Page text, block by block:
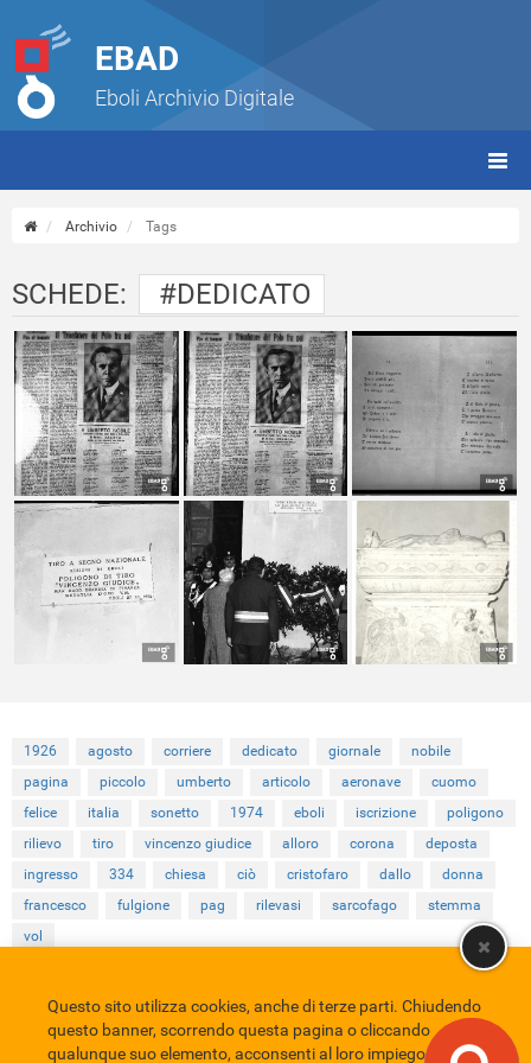
EBAD
Eboli Archivio Digitale
Archivio Tags
SCHEDE: #DEDICATO
1926 agosto corriere dedicato giornale
nobile
pagina
piccolo umberto articolo aeronave
cuomo
felice
italia sonetto 1974 eboli iscrizione
poligono
rilievo
tiro vincenzo giudice alloro corona
deposta
ingresso
334 chiesa ciò cristofaro dallo
donna
francesco
fulgione pag rilevasi sarcofago
stemma
vol
Comune di Eboli Servizio Bibliotecario Nazionale
Privacy policy
Credits
Questo sito utilizza cookies, anche di terze parti. Chiudendo
questo banner, scorrendo questa pagina o cliccando
qualunque suo elemento, acconsenti al loro impiego in